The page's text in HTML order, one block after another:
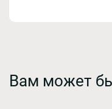
Вам может